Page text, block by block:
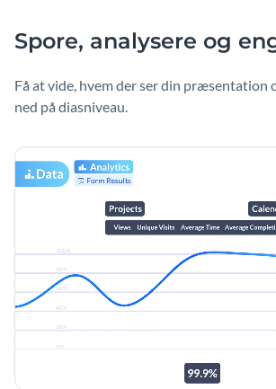
Spore, analysere og
Få at vide, hvem der ser din præsentation
ned på diasniveau.